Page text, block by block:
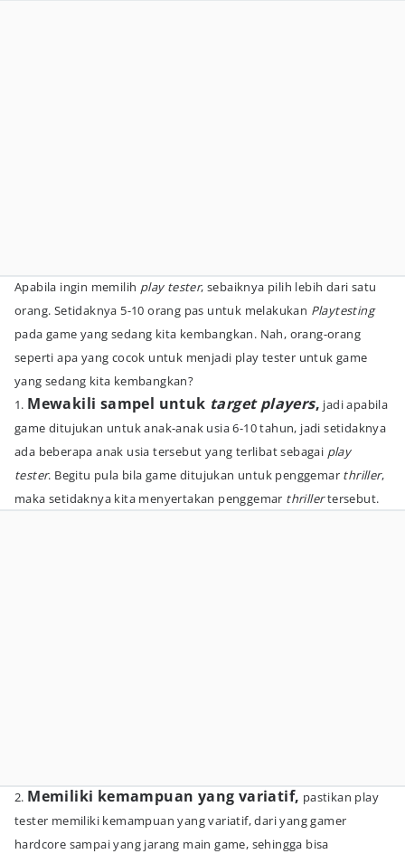
Apabila ingin memilih play tester, sebaiknya pilih lebih dari satu
orang. Setidaknya 5-10 orang pas untuk melakukan Playtesting
pada game yang sedang kita kembangkan. Nah, orang-orang
seperti apa yang cocok untuk menjadi play tester untuk game
yang sedang kita kembangkan?
1. Mewakili sampel untuk target players, jadi apabila
game ditujukan untuk anak-anak usia 6-10 tahun, jadi setidaknya
ada beberapa anak usia tersebut yang terlibat sebagai play
tester. Begitu pula bila game ditujukan untuk penggemar thriller,
maka setidaknya kita menyertakan penggemar thrillertersebut.
2. Memiliki kemampuan yang variatif, pastikan play
tester memiliki kemampuan yang variatif, dari yang gamer
hardcore sampai yang jarang main game, sehingga bisa